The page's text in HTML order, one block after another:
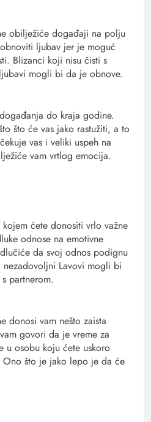
obilježiće događaji na polju
ljubav jer je moguć
Blizanci koji nisu čisti s
mogli bi da je obnove.
do kraja godine.
što će vas jako rastužiti, a to
vas i veliki uspeh na
vam vrtlog emocija.
ćete donositi vrlo važne
odnose na emotivne
da svoj odnos podignu
Lavovi mogli bi
partnerom.
donosi vam nešto zaista
govori da je vreme za
u osobu koju ćete uskoro
Ono što je jako lepo je da će